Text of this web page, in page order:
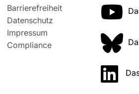
Barrierefreiheit
Datenschutz
Impressum
Compliance